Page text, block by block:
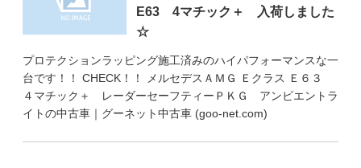
E63 4マチック＋ 入荷しました
☆
プロテクションラッピング施工済みのハイパフォーマンスな一
台です！！ CHECK！！ メルセデスＡＭＧ Ｅクラス Ｅ６３
４マチック＋ レーダーセーフティーＰＫＧ アンビエントラ
イトの中古車｜グーネット中古車 (goo-net.com)